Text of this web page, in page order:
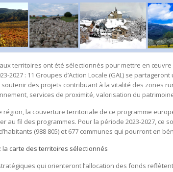
territoires ont été sélectionnés pour mettre en œuvre
2027 : 11 Groupes d’Action Locale (GAL) se
des projets contribuant à la vitalité des zones
services de proximité, valorisation du
région, la couverture territoriale de ce programme
au fil des programmes. Pour la période 2023-2027, ce
(988 805) et 677 communes qui pourront en
la carte des territoires sélectionnés
qui orienteront l’allocation des fonds